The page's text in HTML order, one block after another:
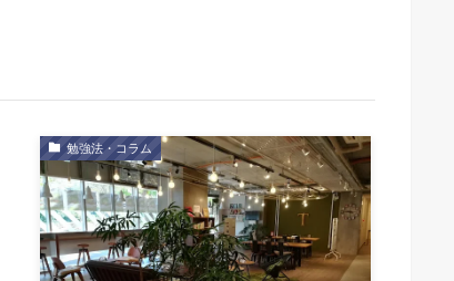
勉強法・コラム